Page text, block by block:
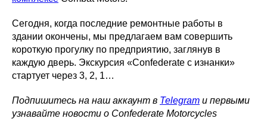
Сегодня, когда последние ремонтные работы в
здании окончены, мы предлагаем вам совершить
короткую прогулку по предприятию, заглянув в
каждую дверь. Экскурсия «Confederate с изнанки»
стартует через 3, 2, 1…
Подпишитесь на наш аккаунт в Telegram и первыми
узнавайте новости о Confederate Motorcycles